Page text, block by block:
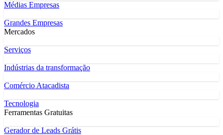
Médias Empresas
Grandes Empresas
Mercados
Serviços
Indústrias da transformação
Comércio Atacadista
Tecnologia
Ferramentas Gratuitas
Gerador de Leads Grátis